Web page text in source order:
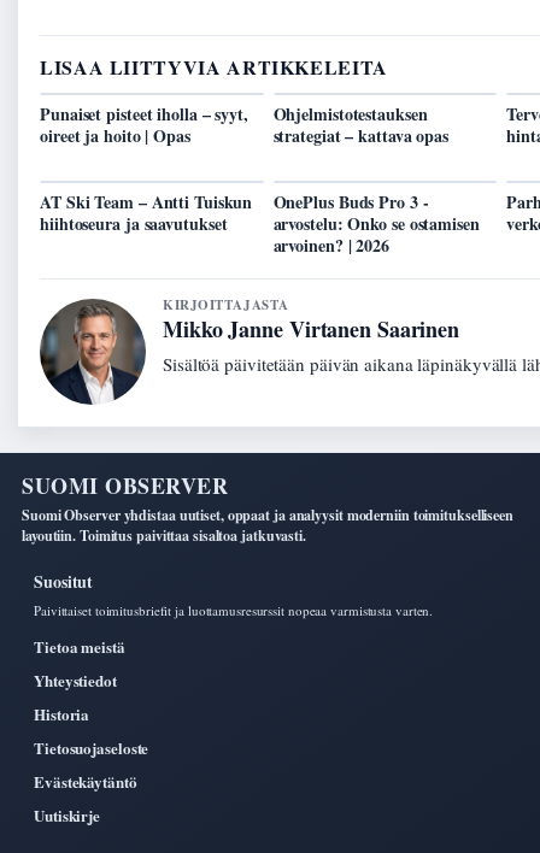
LISAA LIITTYVIA ARTIKKELEITA
Punaiset pisteet iholla – syyt,
oireet ja hoito | Opas
Ohjelmistotestauksen
strategiat – kattava opas
AT Ski Team – Antti Tuiskun
hiihtoseura ja saavutukset
OnePlus Buds Pro 3 -
arvostelu: Onko se ostamisen
arvoinen? | 2026
KIRJOITTAJASTA
Mikko Janne Virtanen Saarinen
Sisältöä päivitetään päivän aikana läpinäkyvällä
SUOMI OBSERVER
Suomi Observer yhdistaa uutiset, oppaat ja analyysit moderniin toimitukselliseen
layoutiin. Toimitus paivittaa sisaltoa jatkuvasti.
Suositut
Paivittaiset toimitusbriefit ja luottamusresurssit nopeaa varmistusta varten.
Tietoa meistä
Yhteystiedot
Historia
Tietosuojaseloste
Evästekäytäntö
Uutiskirje